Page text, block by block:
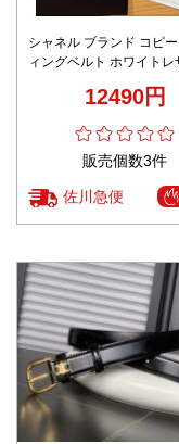
シャネル ブランド コピ
ィングベルト ホワイトレ
12490円
販売個数3件
佐川急便